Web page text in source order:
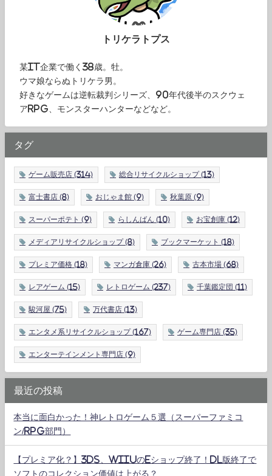
トリケラトプス
某IT企業で働く38歳。牡。
ウマ娘ならぬトリケラ男。
好きなゲームは逆転裁判シリーズ、90年代後半のスクウェ
アRPG、モンスターハンターなどなど。
タグ
ゲーム販売店 (314) 総合リサイクルショップ (13)
富士書店 (8) おじゃま館 (9) 秋葉原 (9)
スーパーポテト (9) らしんばん (10) お宝創庫 (12)
メディアリサイクルショップ (8) ブックマーケット (18)
プレミア価格 (18) マンガ倉庫 (26) 古本市場 (68)
レアゲーム (15) レトロゲーム (237) 千葉鑑定団 (11)
駿河屋 (75) 万代書店 (13)
エンタメ系リサイクルショップ (167) ゲーム専門店 (35)
エンターテインメント専門店 (9)
最近の投稿
本当に面白かった！神レトロゲーム５選（スーパーファミコ
ン/RPG部門）
【プレミア化？】3DS、WiiUのeショップ終了！DL版終了で
ソフトのコレクション価値は上がる？